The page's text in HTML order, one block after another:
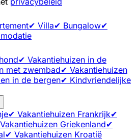
✔ Villa✔ Bungalow✔
✔ Vakantiehuizen in de
met zwembad✔ Vakantiehuizen
in de bergen✔ Kindvriendelijke
✔ Vakantiehuizen Frankrijk✔
Griekenland✔
✔ Vakantiehuizen Kroatië